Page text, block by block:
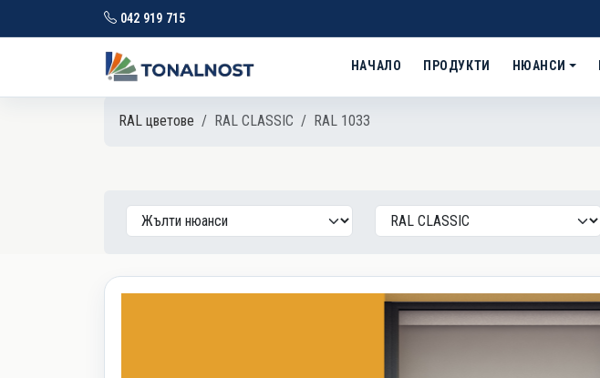
042 919 715
НАЧАЛО ПРОДУКТИ НЮАНСИ
RAL цветове RAL CLASSIC RAL 1033